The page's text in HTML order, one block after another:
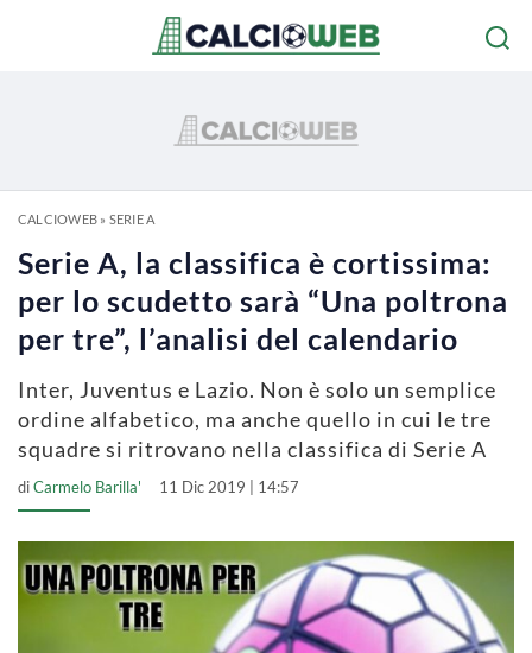
CALCIOWEB» SERIE A
Serie A, la classifica è cortissima:
per lo scudetto sarà “Una poltrona
per tre”, l’analisi del calendario
Inter, Juventus e Lazio. Non è solo un semplice
ordine alfabetico, ma anche quello in cui le tre
squadre si ritrovano nella classifica di Serie A
diCarmelo Barilla' 11 Dic 2019 | 14:57